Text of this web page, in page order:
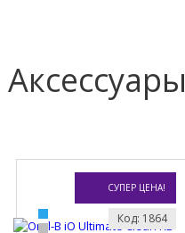
Аксессуары
СУПЕР ЦЕНА!
Код: 1864